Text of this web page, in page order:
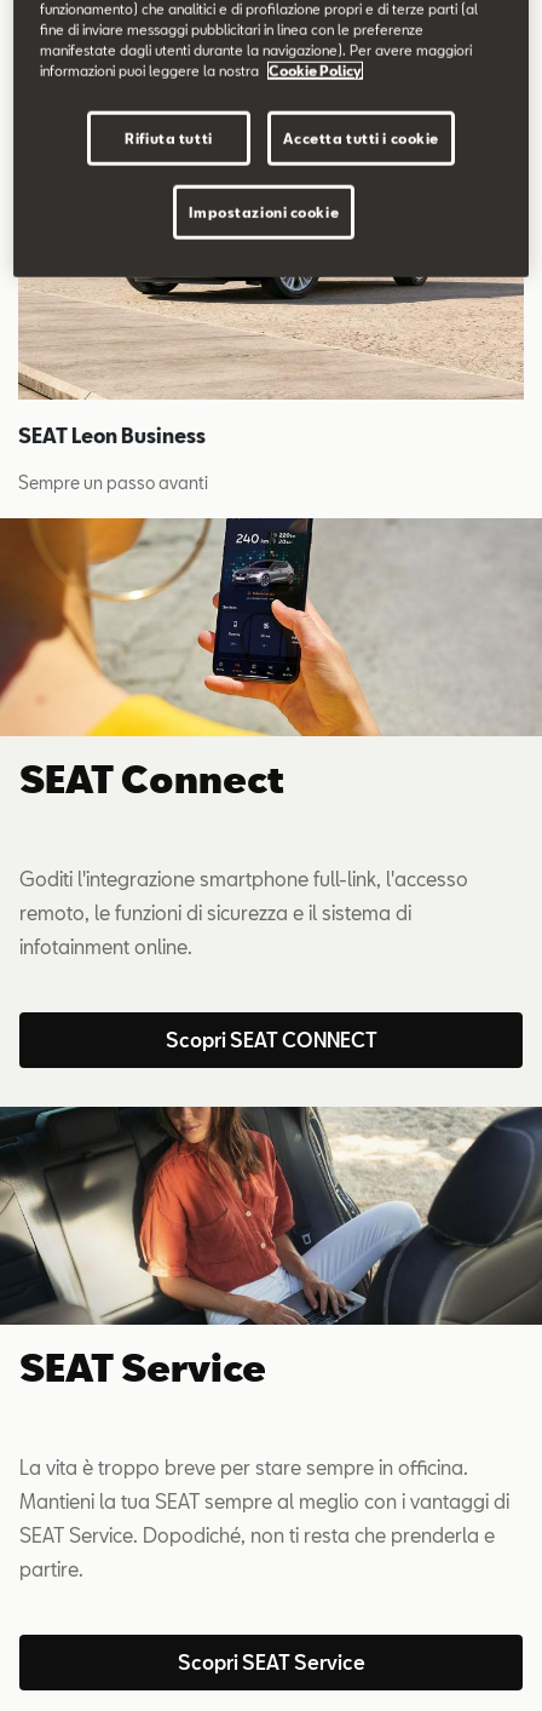
SEAT Leon Business
Sempre un passo avanti
SEAT Connect
Goditi l'integrazione smartphone full-link, l'accesso
remoto, le funzioni di sicurezza e il sistema di
infotainment online.
Scopri SEAT CONNECT
SEAT Service
La vita è troppo breve per stare sempre in officina.
Mantieni la tua SEAT sempre al meglio con i vantaggi di
SEAT Service. Dopodiché, non ti resta che prenderla e
partire.
Scopri SEAT Service
funzionamento) che analitici e di profilazione propri e di terze parti (al
fine di inviare messaggi pubblicitari in linea con le preferenze
manifestate dagli utenti durante la navigazione). Per avere maggiori
informazioni puoi leggere la nostra
Cookie Policy
Rifiuta tutti Accetta tutti i cookie
Impostazioni cookie